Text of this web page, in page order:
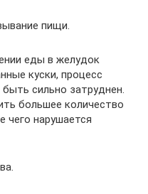
пищи.
еды в желудок
куски, процесс
сильно затруднен.
большее количество
чего нарушается